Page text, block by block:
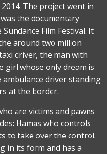
The project went in
the documentary
Film Festival. It
around two million
driver, the man with
girl whose only dream is
driver standing
at the border.
are victims and pawns
Hamas who controls
to take over the control.
in its form and has a